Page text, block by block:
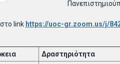
link https://uoc-gr.zoom.us/j/
Δραστηριότητα